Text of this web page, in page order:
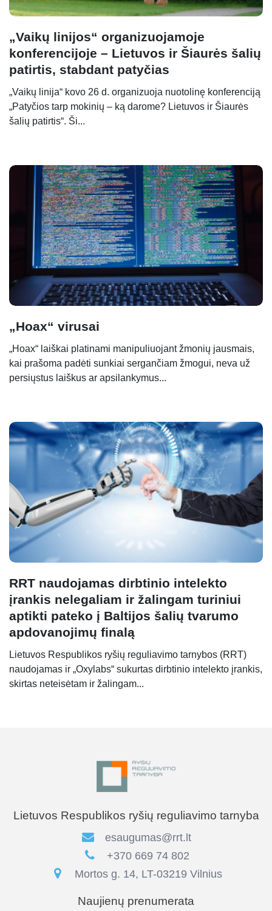
„Vaikų linijos“ organizuojamoje
konferencijoje – Lietuvos ir Šiaurės šalių
patirtis, stabdant patyčias
„Vaikų linija“ kovo 26 d. organizuoja nuotolinę konferenciją
„Patyčios tarp mokinių – ką darome? Lietuvos ir Šiaurės
šalių patirtis“. Ši...
„Hoax“ virusai
„Hoax“ laiškai platinami manipuliuojant žmonių jausmais,
kai prašoma padėti sunkiai sergančiam žmogui, neva už
persiųstus laiškus ar apsilankymus...
RRT naudojamas dirbtinio intelekto
įrankis nelegaliam ir žalingam turiniui
aptikti pateko į Baltijos šalių tvarumo
apdovanojimų finalą
Lietuvos Respublikos ryšių reguliavimo tarnybos (RRT)
naudojamas ir „Oxylabs“ sukurtas dirbtinio intelekto įrankis,
skirtas neteisėtam ir žalingam...
Lietuvos Respublikos ryšių reguliavimo tarnyba
esaugumas@rrt.lt
+370 669 74 802
Mortos g. 14, LT-03219 Vilnius
Naujienų prenumerata